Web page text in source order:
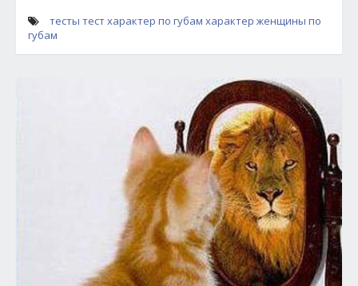
тесты тест характер по губам характер женщины по
губам